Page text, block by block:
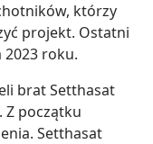
którzy
projekt. Ostatni
2023 roku.
brat Setthasat
Z początku
Setthasat